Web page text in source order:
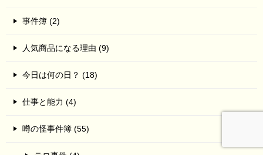
事件簿 (2)
人気商品になる理由 (9)
今日は何の日？ (18)
仕事と能力 (4)
噂の怪事件簿 (55)